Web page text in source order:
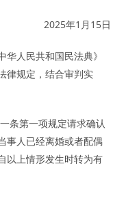
2025年1月15日
人民共和国民法典》
律规定，结合审判实
条第一项规定请求确认
事人已经离婚或者配偶
以上情形发生时转为有